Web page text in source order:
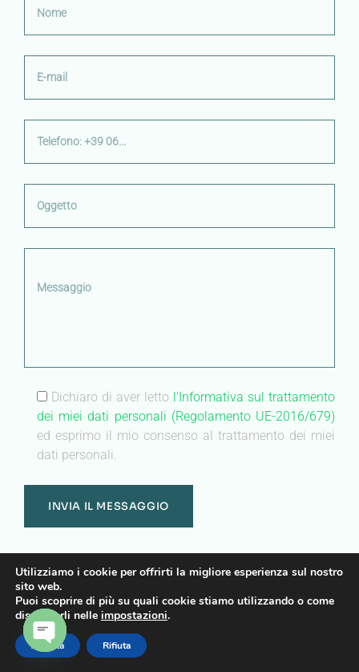
Dichiaro di aver letto l'Informativa sul trattamento
dei miei dati personali (Regolamento UE-2016/679)
ed esprimo il mio consenso al trattamento dei miei
dati personali.
center
no-repeat;left top;;
auto
Heading
Utilizziamo i cookie per offrirti la migliore esperienza sul nostro
sito web.
Puoi scoprire di più su quali cookie stiamo utilizzando o come
disattivarli nelle impostazioni.
Accetta Rifiuta
OPEN